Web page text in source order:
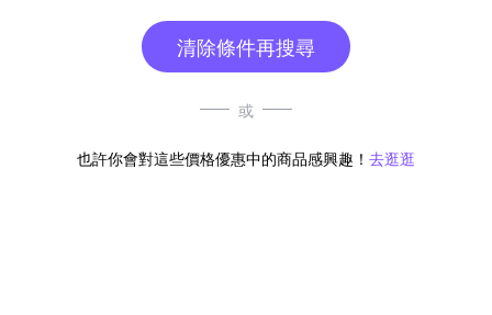
清除條件再搜尋
或
也許你會對這些價格優惠中的商品感興趣！ 去逛逛